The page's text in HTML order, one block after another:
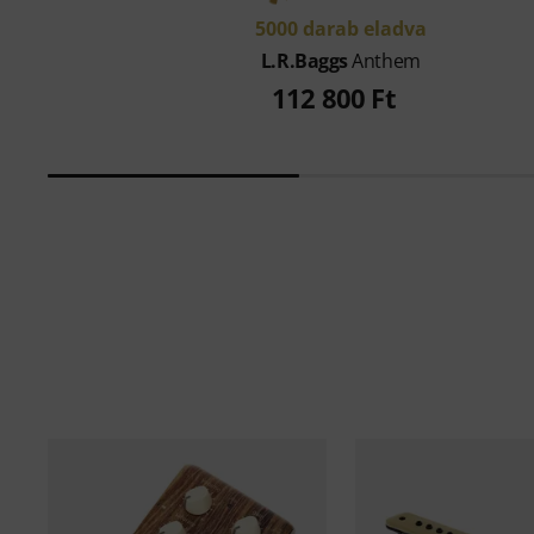
5000 darab eladva
L.R.BaggsAnthem
112 800 Ft